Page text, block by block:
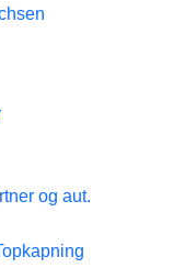
og aut.